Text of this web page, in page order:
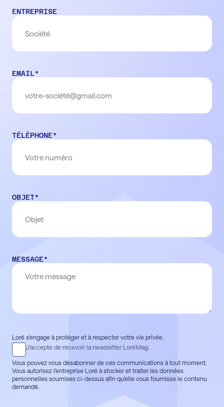
ENTREPRISE
EMAIL*
TÉLÉPHONE*
OBJET*
MESSAGE*
Loré s'engage à protéger et à respecter votre vie privée.
J'accepte de recevoir la newsletter Loré'Mag.
Vous pouvez vous désabonner de ces communications à tout moment.
Vous autorisez l’entreprise Loré à stocker et traiter les données
personnelles soumises ci-dessus afin qu’elle vous fournisse le contenu
demandé.